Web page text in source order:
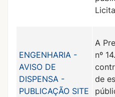
ENGENHARIA -
AVISO DE
DISPENSA -
PUBLICAÇÃO SITE
A
nº
de